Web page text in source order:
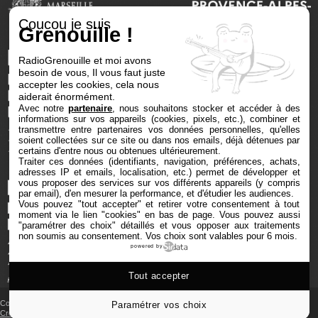
Copyright © 2025 Radio Grenouille tous droits réservés
Crédits et mentions
Coucou je suis
Grenouille !
RadioGrenouille et moi avons
besoin de vous, Il vous faut juste
accepter les cookies, cela nous
aiderait énormément.
Avec notrepartenaire , nous souhaitons stocker et accéder à des
informations sur vos appareils (cookies, pixels, etc.), combiner et
transmettre entre partenaires vos données personnelles, qu'elles
soient collectées sur ce site ou dans nos emails, déjà détenues par
certains d'entre nous ou obtenues ultérieurement.
Traiter ces données (identifiants, navigation, préférences, achats,
adresses IP et emails, localisation, etc.) permet de développer et
vous proposer des services sur vos différents appareils (y compris
par email), d'en mesurer la performance, et d'étudier les audiences.
Vous pouvez "tout accepter" et retirer votre consentement à tout
moment via le lien "cookies" en bas de page. Vous pouvez aussi
"paramétrer des choix" détaillés et vous opposer aux traitements
non soumis au consentement. Vos choix sont valables pour 6 mois.
powered by
Paramétrer vos choix
Tout accepter